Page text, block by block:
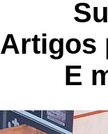
Artigos
E